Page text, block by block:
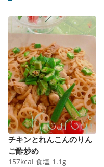
チキンとれんこんのりん
ご酢炒め
157kcal 食塩 1.1 g